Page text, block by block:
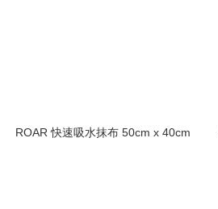
ROAR 快速吸水抹布 50cm x 40cm